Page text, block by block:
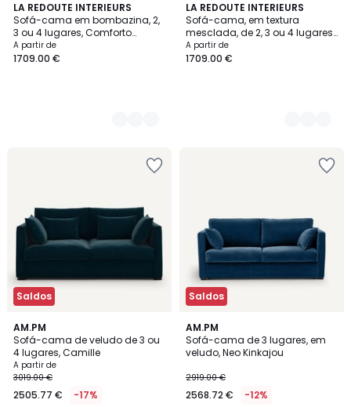
LA REDOUTE INTERIEURS
Sofá-cama em bombazina, 2,
3 ou 4 lugares, Comforto
Bultex®, Marta
A partir de
1709.00 €
5
Cores
LA REDOUTE INTERIEURS
Sofá-cama, em textura
mesclada, de 2, 3 ou 4 lugares,
Comforto Bultex®, Marta
A partir de
1709.00 €
3
Cores
Saldos
AM.PM
Sofá-cama de veludo de 3 ou
4 lugares, Camille
A partir de
3019.00 €
2505.77 € -17%
3,7
/ 5
3
Cores
Saldos
AM.PM
Sofá-cama de 3 lugares, em
veludo, Neo Kinkajou
2919.00 €
2568.72 € -12%
4,5
/ 5
4
Cores